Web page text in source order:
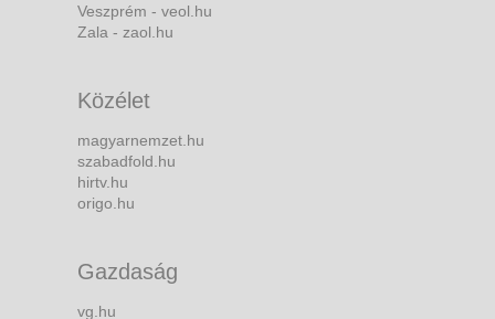
Veszprém - veol.hu
Zala - zaol.hu
Közélet
magyarnemzet.hu
szabadfold.hu
hirtv.hu
origo.hu
Gazdaság
vg.hu